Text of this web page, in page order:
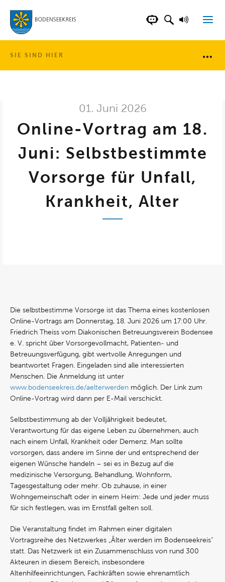
LANDKREISCHATBOT DER
SUCHFELD
SIE SIND HIER
01. Juni 2026
Online-Vortrag am 18.
Juni: Selbstbestimmte
Vorsorge für Unfall,
Krankheit, Alter
Die selbstbestimme Vorsorge ist das Thema eines kostenlosen
Online-Vortrags am Donnerstag, 18. Juni 2026 um 17:00 Uhr.
Friedrich Theiss vom Diakonischen Betreuungsverein Bodensee
e. V. spricht über Vorsorgevollmacht, Patienten- und
Betreuungsverfügung, gibt wertvolle Anregungen und
beantwortet Fragen. Eingeladen sind alle interessierten
Menschen. Die Anmeldung ist unter
www.bodenseekreis.de/aelterwerden möglich. Der Link zum
Online-Vortrag wird dann per E-Mail verschickt.
Selbstbestimmung ab der Volljährigkeit bedeutet,
Verantwortung für das eigene Leben zu übernehmen, auch
nach einem Unfall, Krankheit oder Demenz. Man sollte
vorsorgen, dass andere im Sinne der und entsprechend der
eigenen Wünsche handeln – sei es in Bezug auf die
medizinische Versorgung, Behandlung, Wohnform,
Tagesgestaltung oder mehr. Ob zuhause, in einer
Wohngemeinschaft oder in einem Heim: Jede und jeder muss
für sich festlegen, was im Ernstfall gelten soll.
Die Veranstaltung findet im Rahmen einer digitalen
Vortragsreihe des Netzwerkes „Älter werden im Bodenseekreis“
statt. Das Netzwerk ist ein Zusammenschluss von rund 300
Akteuren in diesem Bereich, insbesondere
Altenhilfeeinrichtungen, Fachkräften sowie ehrenamtlich